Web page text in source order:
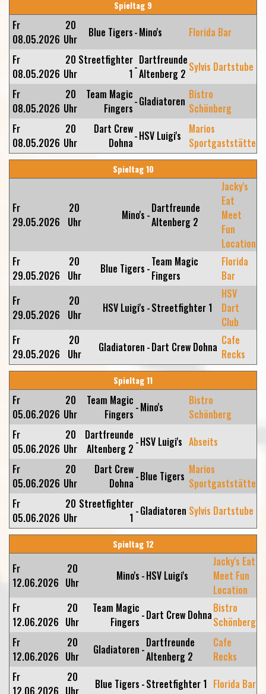
Spieltag 9
Fr
08.05.2026
20
Uhr
Blue Tigers-Mino's
Florida Bar
Fr
08.05.2026
20
Uhr
Streetfighter
1-Dartfreunde
Altenberg 2 Sylvis Dartstube
Fr
08.05.2026
20
Uhr
Team Magic
Fingers-Gladiatoren Bistro
Schönberg
Fr
08.05.2026
20
Uhr
Dart Crew
Dohna-HSV Luigi's
Marios
Sportgaststätte
Spieltag 10
Fr
29.05.2026
20
Uhr
Mino's -Dartfreunde
Altenberg 2
Jacky's
Eat
Meet
Fun
Location
Fr
29.05.2026
20
Uhr
Blue Tigers -Team Magic
Fingers
Florida
Bar
Fr
29.05.2026
20
Uhr
HSV Luigi's -Streetfighter 1
HSV
Dart
Club
Fr
29.05.2026
20
Uhr
Gladiatoren -Dart Crew Dohna Cafe
Recks
Spieltag 11
Fr
05.06.2026
20
Uhr
Team Magic
Fingers -Mino's
Bistro
Schönberg
Fr
05.06.2026
20
Uhr
Dartfreunde
Altenberg 2 -HSV Luigi's Abseits
Fr
05.06.2026
20
Uhr
Dart Crew
Dohna -Blue Tigers Marios
Sportgaststätte
Fr
05.06.2026
20
Uhr
Streetfighter
1 -Gladiatoren Sylvis Dartstube
Spieltag 12
Fr
12.06.2026
20
Uhr
Mino's -HSV Luigi's
Jacky's Eat
Meet Fun
Location
Fr
12.06.2026
20
Uhr
Team Magic
Fingers -Dart Crew DohnaBistro
Schönberg
Fr
12.06.2026
20
Uhr
Gladiatoren -Dartfreunde
Altenberg 2
Cafe
Recks
Fr
12.06.2026
20
Uhr
Blue Tigers -Streetfighter 1 Florida Bar